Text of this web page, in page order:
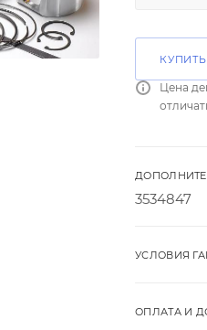
Цена
3534847
УСЛОВИЯ
ОПЛАТА И